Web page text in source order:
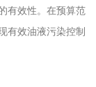
有效性。在预算范
有效油液污染控制